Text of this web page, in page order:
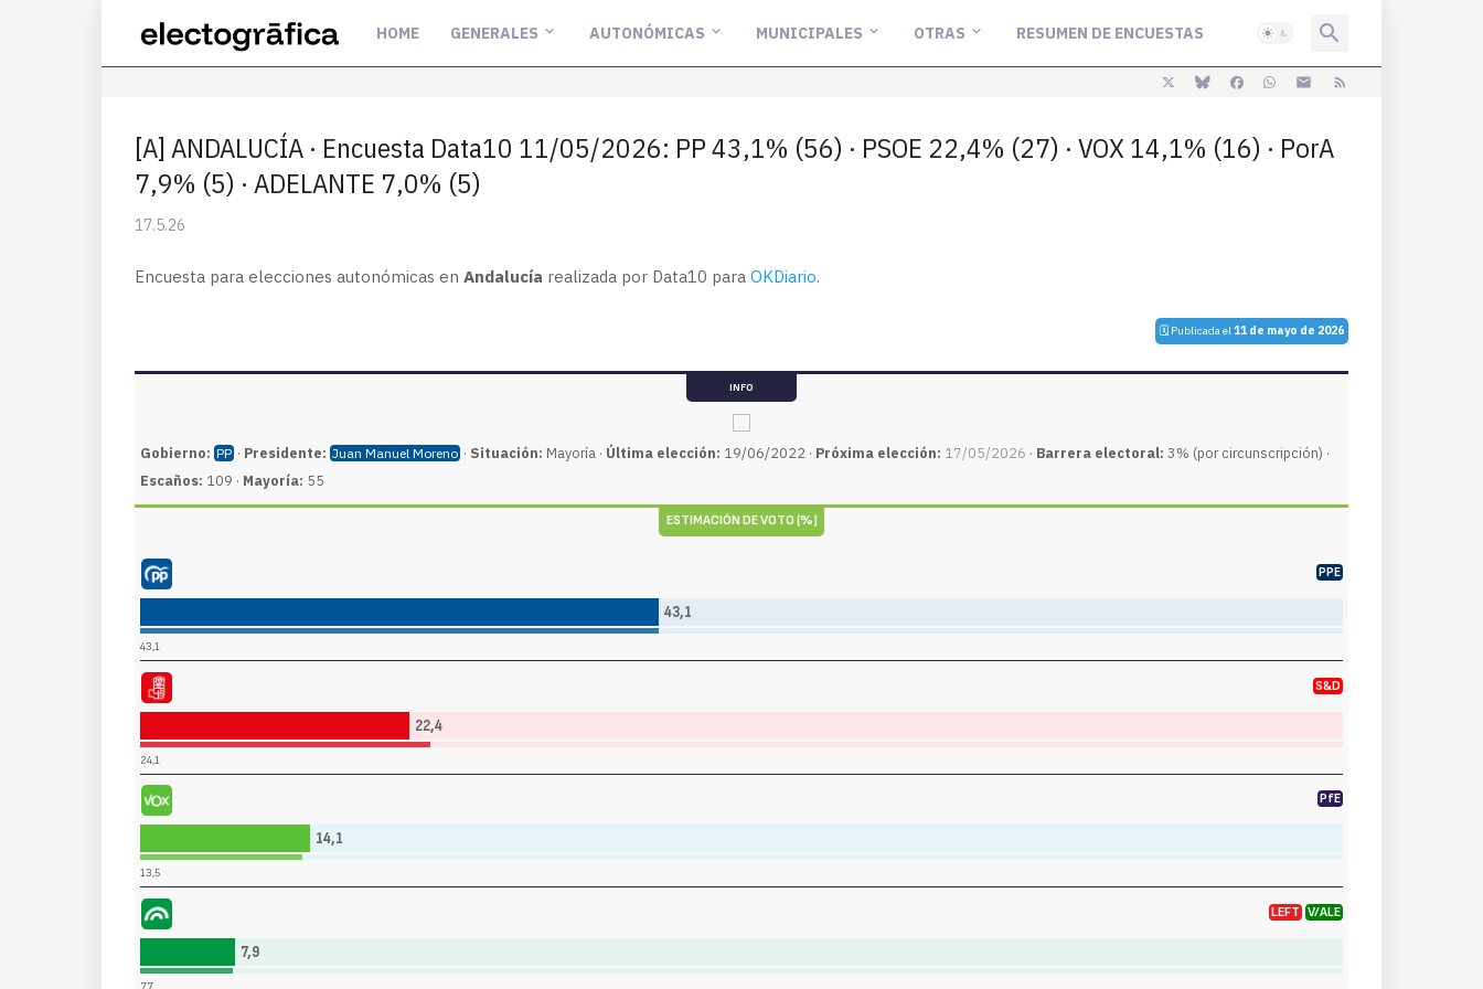
HOME GENERALES AUTONÓMICAS MUNICIPALES OTRAS RESUMEN DE ENCUESTAS
[A] ANDALUCÍA · Encuesta Data10 11/05/2026: PP 43,1% (56) · PSOE 22,4% (27) · VOX 14,1% (16) · PorA
7,9% (5) · ADELANTE 7,0% (5)
17.5.26
Encuesta para elecciones autonómicas en Andalucía realizada por Data10 para OKDiario.
🗓️ Publicada el11 de mayo de 2026
INFO
Gobierno: PP · Presidente: Juan Manuel Moreno · Situación: Mayoría · Última elección: 19/06/2022 · Próxima elección: 17/05/2026 · Barrera electoral: 3% (por circunscripción) ·
Escaños: 109 · Mayoría: 55
ESTIMACIÓN DE VOTO (%)
Partido Popular (PP) PPE
43,1
43,1
Partido Socialista Obrero Español (PSOE) S&D
22,4
24,1
Vox (VOX) PfE
14,1
13,5
Por Andalucía (PorA) LEFT V/ALE
7,9
7,7